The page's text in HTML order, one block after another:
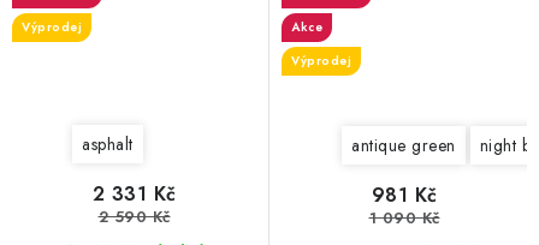
Výprodej
asphalt
2 331 Kč
2 590 Kč
Akce
Výprodej
antique green night
981 Kč
1 090 Kč